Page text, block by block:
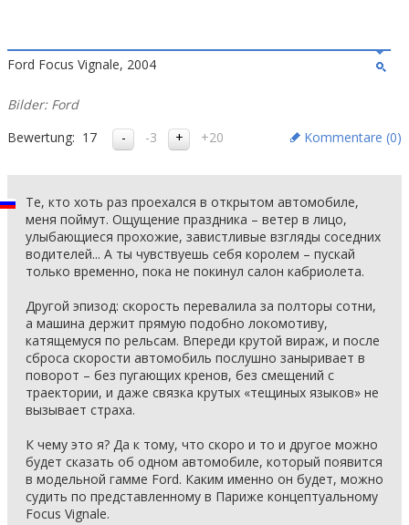
Ford Focus Vignale, 2004
Bilder: Ford
Bewertung: 17 -3 +20 Kommentare (0)
Те, кто хоть раз проехался в открытом автомобиле,
меня поймут. Ощущение праздника – ветер в лицо,
улыбающиеся прохожие, завистливые взгляды соседних
водителей... А ты чувствуешь себя королем – пускай
только временно, пока не покинул салон кабриолета.
Другой эпизод: скорость перевалила за полторы сотни,
а машина держит прямую подобно локомотиву,
катящемуся по рельсам. Впереди крутой вираж, и после
сброса скорости автомобиль послушно заныривает в
поворот – без пугающих кренов, без смещений с
траектории, и даже связка крутых «тещиных языков» не
вызывает страха.
К чему это я? Да к тому, что скоро и то и другое можно
будет сказать об одном автомобиле, который появится
в модельной гамме Ford. Каким именно он будет, можно
судить по представленному в Париже концептуальному
Focus Vignale.